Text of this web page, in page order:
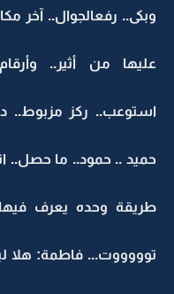
وبكى.. رفعالجوال.. آخر
عليها من أثير..
استوعب.. ركز مزبوط..
حميد .. حمود.. ما حصل..
طريقة وحده يعرف
توووووت... فاطمة: هلا